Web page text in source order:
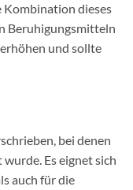
Kombination dieses
Beruhigungsmitteln
und sollte
bei denen
Es eignet sich
auch für die